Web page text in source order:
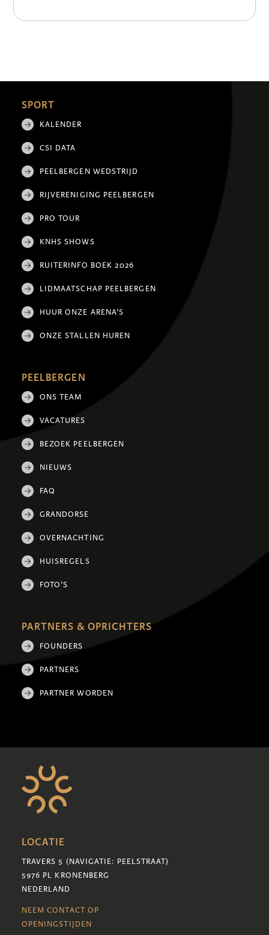
SPORT
KALENDER
CSI DATA
PEELBERGEN WEDSTRIJD
RIJVERENIGING PEELBERGEN
PRO TOUR
KNHS SHOWS
RUITERINFO BOEK 2026
LIDMAATSCHAP PEELBERGEN
HUUR ONZE ARENA'S
ONZE STALLEN HUREN
PEELBERGEN
ONS TEAM
VACATURES
BEZOEK PEELBERGEN
NIEUWS
FAQ
GRANDORSE
OVERNACHTING
HUISREGELS
FOTO'S
PARTNERS & OPRICHTERS
FOUNDERS
PARTNERS
PARTNER WORDEN
LOCATIE
TRAVERS 5 (NAVIGATIE: PEELSTRAAT)
5976 PL KRONENBERG
NEDERLAND
NEEM CONTACT OP
OPENINGSTIJDEN